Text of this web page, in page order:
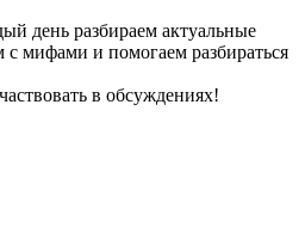
день разбираем актуальные
мифами и помогаем разбираться
в обсуждениях!